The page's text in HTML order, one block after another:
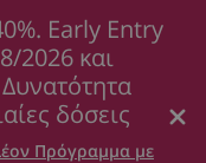
Early Entry
2026 και
δόσεις
Πρόγραμμα με